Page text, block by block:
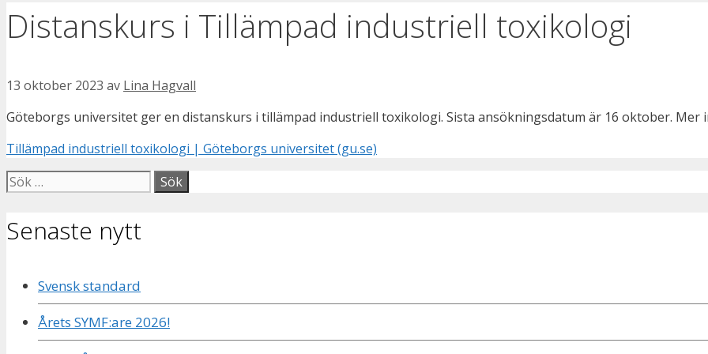
Distanskurs i Tillämpad industriell toxikologi
13 oktober 2023 av Lina Hagvall
Göteborgs universitet ger en distanskurs i tillämpad industriell toxikologi. Sista ansökningsdatum är 16 oktober. Mer
Tillämpad industriell toxikologi | Göteborgs universitet (gu.se)
Sök
Senaste nytt
Svensk standard
Årets SYMF:are 2026!